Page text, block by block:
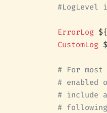
#LogLevel
        ErrorLog
        CustomLog
# For most
# enabled
# include
#